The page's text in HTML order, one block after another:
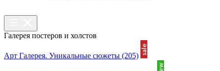
Галерея постеров и холстов
Арт Галерея. Уникальные сюжеты (205)